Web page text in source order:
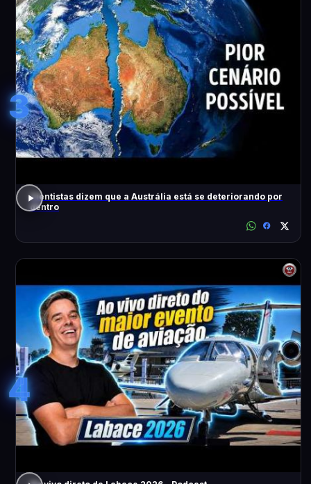
3
Cientistas dizem que a Austrália está se deteriorando por
dentro
4